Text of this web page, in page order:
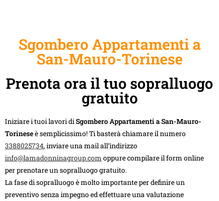
Sgombero Appartamenti a
San-Mauro-Torinese
Prenota ora il tuo sopralluogo
gratuito
Iniziare i tuoi lavori di Sgombero Appartamenti a San-Mauro-
Torineseè semplicissimo! Ti basterà chiamare il numero
3388025734, inviare una mail all’indirizzo
info@lamadonninagroup.com oppure compilare il form online
per prenotare un sopralluogo gratuito.
La fase di sopralluogo è molto importante per definire un
preventivo senza impegno ed effettuare una valutazione